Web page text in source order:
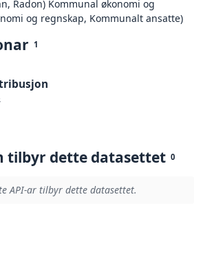
Radon) Kommunal økonomi og
og regnskap, Kommunalt ansatte)
1
tilbyr dette datasettet 0
API-ar tilbyr dette datasettet.